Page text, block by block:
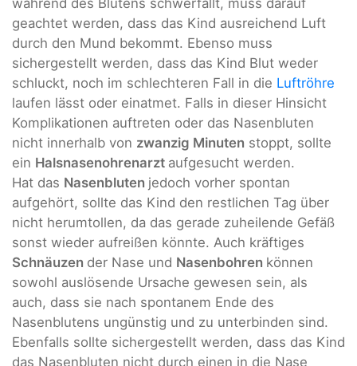
geachtet werden, dass das Kind ausreichend Luft
durch den Mund bekommt. Ebenso muss
sichergestellt werden, dass das Kind Blut weder
schluckt, noch im schlechteren Fall in die Luftröhre
laufen lässt oder einatmet. Falls in dieser Hinsicht
Komplikationen auftreten oder das Nasenbluten
nicht innerhalb von zwanzig Minuten stoppt, sollte
ein Halsnasenohrenarzt aufgesucht werden.
Hat das Nasenbluten jedoch vorher spontan
aufgehört, sollte das Kind den restlichen Tag über
nicht herumtollen, da das gerade zuheilende Gefäß
sonst wieder aufreißen könnte. Auch kräftiges
Schnäuzen der Nase und Nasenbohren können
sowohl auslösende Ursache gewesen sein, als
auch, dass sie nach spontanem Ende des
Nasenblutens ungünstig und zu unterbinden sind.
Ebenfalls sollte sichergestellt werden, dass das Kind
das Nasenbluten nicht durch einen in die Nase